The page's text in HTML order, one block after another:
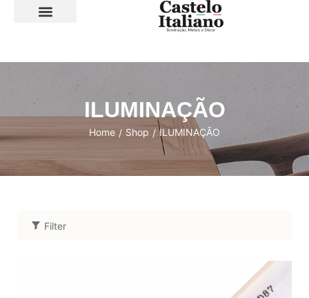
ILUMINAÇÃO
Home / Shop / ILUMINAÇÃO
Filter